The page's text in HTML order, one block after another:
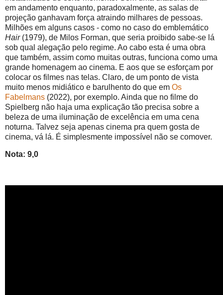
em andamento enquanto, paradoxalmente, as salas de
projeção ganhavam força atraindo milhares de pessoas.
Milhões em alguns casos - como no caso do emblemático
Hair(1979), de Milos Forman, que seria proibido sabe-se lá
sob qual alegação pelo regime. Ao cabo esta é uma obra
que também, assim como muitas outras, funciona como uma
grande homenagem ao cinema. E aos que se esforçam por
colocar os filmes nas telas. Claro, de um ponto de vista
muito menos midiático e barulhento do que em Os
Fabelmans (2022), por exemplo. Ainda que no filme do
Spielberg não haja uma explicação tão precisa sobre a
beleza de uma iluminação de excelência em uma cena
noturna. Talvez seja apenas cinema pra quem gosta de
cinema, vá lá. É simplesmente impossível não se comover.
Nota: 9,0